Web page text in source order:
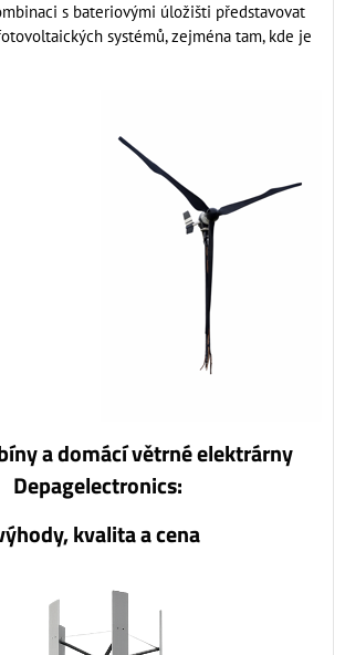
s bateriovými úložišti představovat
systémů, zejména tam, kde je
a domácí větrné elektrárny
Depagelectronics:
kvalita a cena